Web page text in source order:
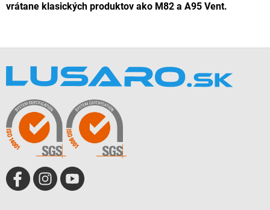
vrátane klasických produktov ako M82 a A95 Vent.